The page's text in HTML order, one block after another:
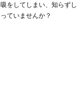
吸をしてしまい、知らず
っていませんか？